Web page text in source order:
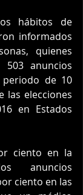
hábitos de
informados
quienes
anuncios
de 10
las elecciones
en Estados
ciento en la
anuncios
ciento en las